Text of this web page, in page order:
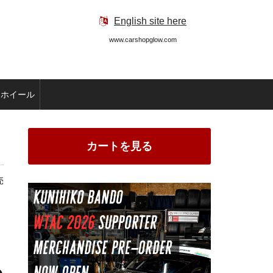
English site here
www.carshopglow.com
ホイール
カートを見る